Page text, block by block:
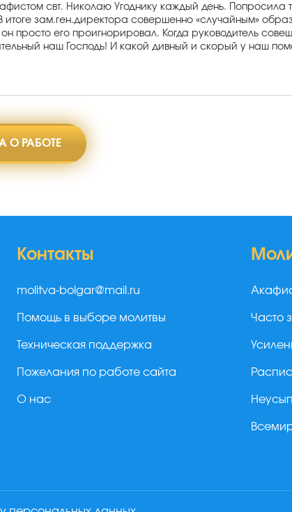
свт. Николаю Угоднику каждый день. Попросила
зам.ген.директора совершенно «случайным»
просто его проигнорировал. Когда руководитель
наш Господь! И какой дивный и скорый у наш
О РАБОТЕ
Контакты
molitva-bolgar@mail.ru
Помощь в выборе молитвы
Техническая поддержка
Пожелания по работе сайта
О нас
Часто